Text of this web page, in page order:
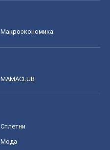
Mакроэкономика
MAMACLUB
Сплетни
Мода